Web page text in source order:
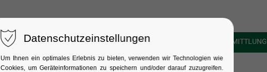
ÜBER UNS SAMMLUNG VERMITTLUNG
Datenschutzeinstellungen
Um Ihnen ein optimales Erlebnis zu bieten, verwenden wir Technologien wie
Cookies, um Geräteinformationen zu speichern und/oder darauf zuzugreifen.